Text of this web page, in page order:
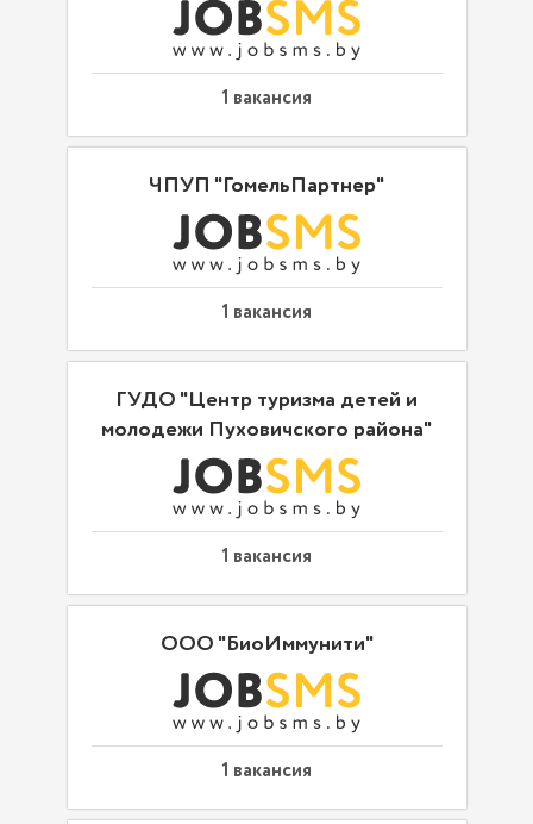
1 вакансия
ЧПУП "ГомельПартнер"
1 вакансия
ГУДО "Центр туризма детей и
молодежи Пуховичского района"
1 вакансия
ООО "БиоИммунити"
1 вакансия